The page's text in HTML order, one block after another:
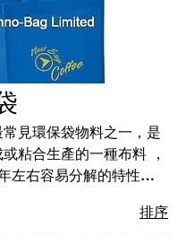
見環保袋物料之一，是
粘合生產的一種布料 ，
左右容易分解的特性正
度: 60, 80, 90, 100, 120
排序